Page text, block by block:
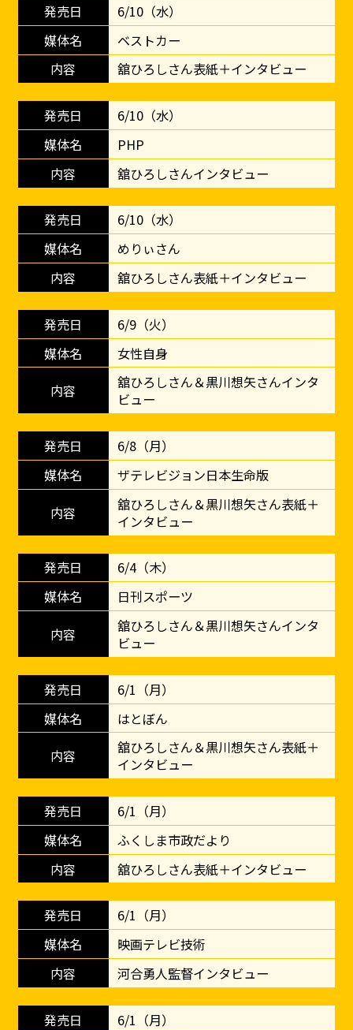
6/10（水）
ベストカー
舘ひろしさん表紙＋インタビュー
6/10（水）
PHP
舘ひろしさんインタビュー
6/10（水）
めりぃさん
舘ひろしさん表紙＋インタビュー
6/9（火）
女性自身
舘ひろしさん＆黒川想矢さんインタ
ビュー
6/8（月）
ザテレビジョン日本生命版
舘ひろしさん＆黒川想矢さん表紙＋
インタビュー
6/4（木）
日刊スポーツ
舘ひろしさん＆黒川想矢さんインタ
ビュー
6/1（月）
はとぼん
舘ひろしさん＆黒川想矢さん表紙＋
インタビュー
6/1（月）
ふくしま市政だより
舘ひろしさん表紙＋インタビュー
6/1（月）
映画テレビ技術
河合勇人監督インタビュー
6/1（月）